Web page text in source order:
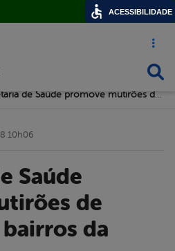
Acesso
de
da
10h06
ACESSIBILIDADE